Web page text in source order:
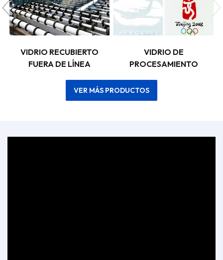
VIDRIO SOLAR VIDRIO FLOTADO
VER MÁS PRODUCTOS